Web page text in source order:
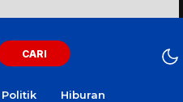
CARI
Politik Hiburan